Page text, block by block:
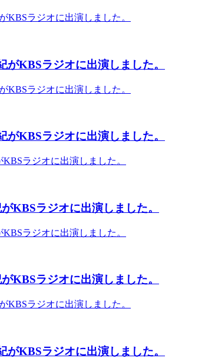
KBSラジオに出演しました。
KBSラジオに出演しました。
KBSラジオに出演しました。
KBSラジオに出演しました。
KBSラジオに出演しました。